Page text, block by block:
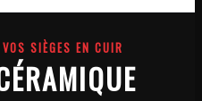
SIÈGES EN CUIR